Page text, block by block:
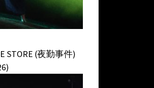
STORE (夜勤事件)